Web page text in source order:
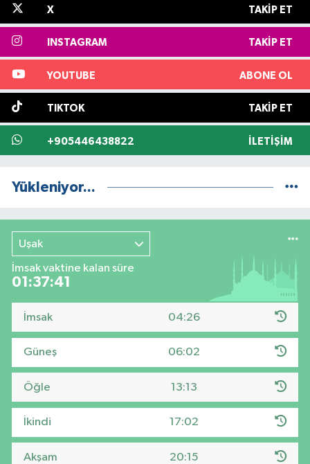
X TAKIP ET
INSTAGRAM TAKIP ET
YOUTUBE ABONE OL
TIKTOK TAKIP ET
+905446438822 İLETIŞIM
Yükleniyor...
Uşak
İmsak vaktine kalan süre
01:37:40
İmsak 04:26
Güneş 06:02
Öğle 13:13
İkindi 17:02
Akşam 20:15